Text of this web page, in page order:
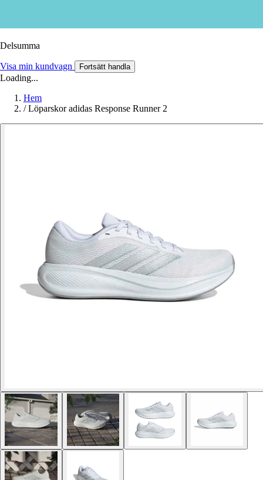
Delsumma
Visa min kundvagn Fortsätt handla
Loading...
Hem
/ Löparskor adidas Response Runner 2